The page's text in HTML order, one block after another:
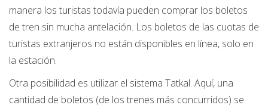
manera los turistas todavía pueden comprar los boletos
de tren sin mucha antelación. Los boletos de las cuotas de
turistas extranjeros no están disponibles en línea, solo en
la estación.
Otra posibilidad es utilizar el sistema Tatkal. Aquí, una
cantidad de boletos (de los trenes más concurridos) se